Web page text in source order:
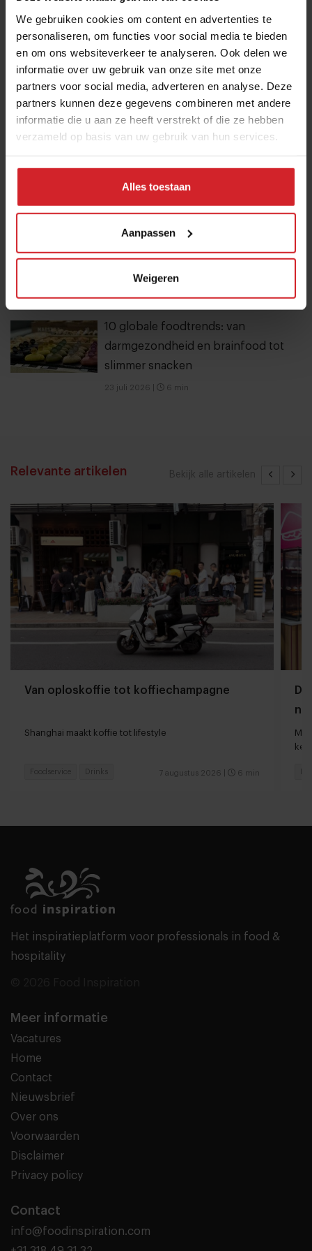
We gebruiken cookies om content en advertenties te
personaliseren, om functies voor social media te bieden
en om ons websiteverkeer te analyseren. Ook delen we
informatie over uw gebruik van onze site met onze
partners voor social media, adverteren en analyse. Deze
partners kunnen deze gegevens combineren met andere
informatie die u aan ze heeft verstrekt of die ze hebben
verzameld op basis van uw gebruik van hun services.
Alles toestaan
Aanpassen
Weigeren
Joris Bijdendijk en Samuel Levie
openen eenmalig pop-uprestaurant
4 augustus 2026| 3 min
Dynamische tijd voor Bakker Bart: van
go-locaties
6 augustus 2026
10 globale foodtrends: van
darmgezondheid en brainfood tot
slimmer snacken
23 juli 2026 6 min
Bekijk alle artikelen
Relevante artikelen
Van oploskoffie tot koffiechampagne
Shanghai maakt koffie tot lifestyle
7 augustus 2026 6 min
Foodservice Drinks
Het inspiratieplatform voor professionals in food &
hospitality
Meer informatie
Vacatures
Home
Contact
Nieuwsbrief
Over ons
Voorwaarden
Disclaimer
Privacy policy
Contact
info@foodinspiration.com